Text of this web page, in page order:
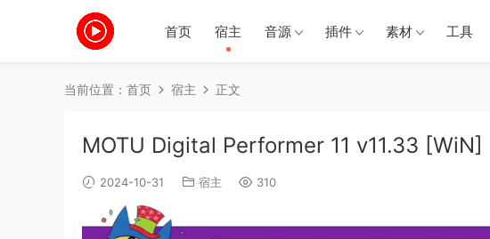
首页 宿主 音源 插件 素材 工具
当前位置： 首页 宿主 正文
MOTU Digital Performer 11 v11.33 [WiN]
2024-10-31 宿主 310